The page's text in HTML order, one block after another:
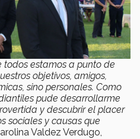
todos estamos a punto de
objetivos, amigos,
sino personales. Como
pude desarrollarme
y descubrir el placer
sociales y causas que
Valdez Verdugo,